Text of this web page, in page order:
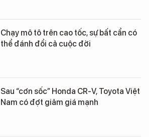
Chạy mô tô trên cao tốc, sự bất cẩn có
thể đánh đổi cả cuộc đời
Sau “cơn sốc” Honda CR-V, Toyota Việt
Nam có đợt giảm giá mạnh